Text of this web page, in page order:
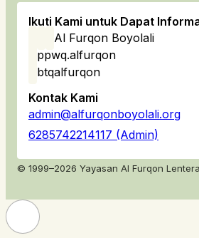
Ikuti Kami untuk Dapat
Al Furqon Boyolali
ppwq.alfurqon
btqalfurqon
Kontak Kami
admin@alfurqonboyolali.org
6285742214117 (Admin)
© 1999–2026 Yayasan Al Furqon